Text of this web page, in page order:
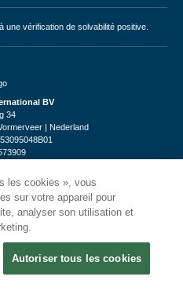
une vérification de solvabilité positive.
BV
34
| Nederland
les cookies », vous
sur votre appareil pour
analyser son utilisation et
Autoriser tous les cookies